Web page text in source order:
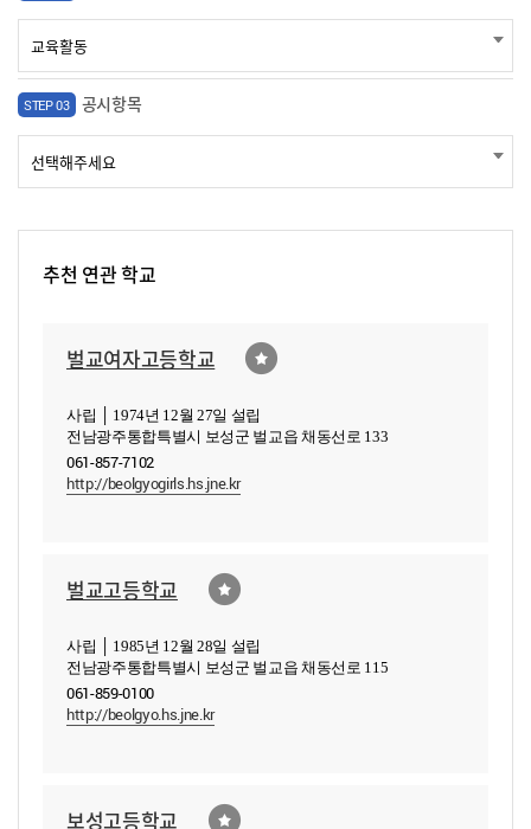
STEP 03 공시항목
추천 연관 학교
벌교여자고등학교
사립 │ 1974년 12월 27일 설립
전남광주통합특별시 보성군 벌교읍 채동선로 133
061-857-7102
http://beolgyogirls.hs.jne.kr
벌교고등학교
사립 │ 1985년 12월 28일 설립
전남광주통합특별시 보성군 벌교읍 채동선로 115
061-859-0100
http://beolgyo.hs.jne.kr
보성고등학교